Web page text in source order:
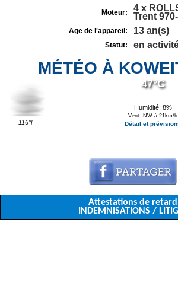
Moteur:
4 x
Trent
Age de l'appareil: 13 an(s)
Statut: en
MÉTÉO À
116°F
47°C
Humidité: 8%
Vent: NW à 21km/h
Détail et
Attestations de retard
INDEMNISATIONS /